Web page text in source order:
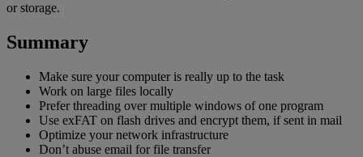
or storage.
Summary
Make sure your computer is really up to the task
Work on large files locally
Prefer threading over multiple windows of one program
Use exFAT on flash drives and encrypt them, if sent in mail
Optimize your network infrastructure
Don’t abuse email for file transfer